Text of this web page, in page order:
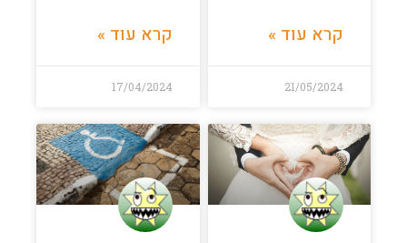
קרא עוד »
21/05/2024
קרא עוד »
17/04/2024